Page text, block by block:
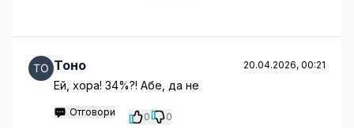
Тоно 20.04.2026, 00:21
Ей, хора! 34%?! Абе, да не
Отговори 0 0